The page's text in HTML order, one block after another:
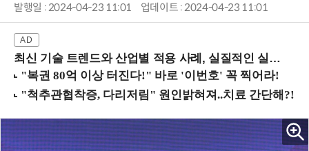
발행일 : 2024-04-23 11:01 업데이트 : 2024-04-23 11:01
최신 기술 트렌드와 산업별 적용 사례, 실질적인 실행 전략을 공유 (9/18 양재역)